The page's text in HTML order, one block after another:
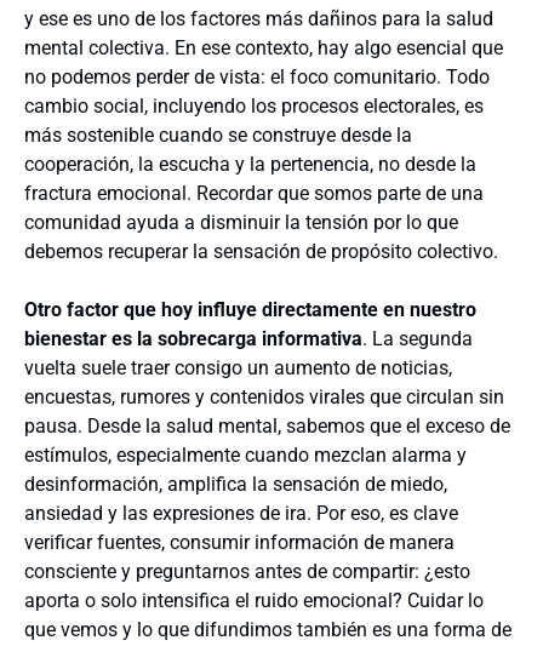
y ese es uno de los factores más dañinos para la salud
mental colectiva. En ese contexto, hay algo esencial que
no podemos perder de vista: el foco comunitario. Todo
cambio social, incluyendo los procesos electorales, es
más sostenible cuando se construye desde la
cooperación, la escucha y la pertenencia, no desde la
fractura emocional. Recordar que somos parte de una
comunidad ayuda a disminuir la tensión por lo que
debemos recuperar la sensación de propósito colectivo.
Otro factor que hoy influye directamente en nuestro
bienestar es la sobrecarga informativa. La segunda
vuelta suele traer consigo un aumento de noticias,
encuestas, rumores y contenidos virales que circulan sin
pausa. Desde la salud mental, sabemos que el exceso de
estímulos, especialmente cuando mezclan alarma y
desinformación, amplifica la sensación de miedo,
ansiedad y las expresiones de ira. Por eso, es clave
verificar fuentes, consumir información de manera
consciente y preguntarnos antes de compartir: ¿esto
aporta o solo intensifica el ruido emocional? Cuidar lo
que vemos y lo que difundimos también es una forma de